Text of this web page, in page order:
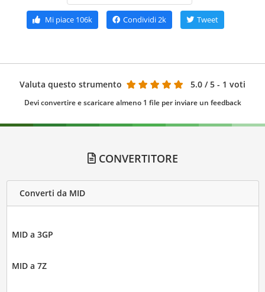
Mi piace 106k Condividi2k Tweet
Valuta questo strumento 5.0 / 5 - 1 voti
Devi convertire e scaricare almeno 1 file per inviare un feedback
CONVERTITORE
Converti da MID
MID a 3GP
MID a 7Z